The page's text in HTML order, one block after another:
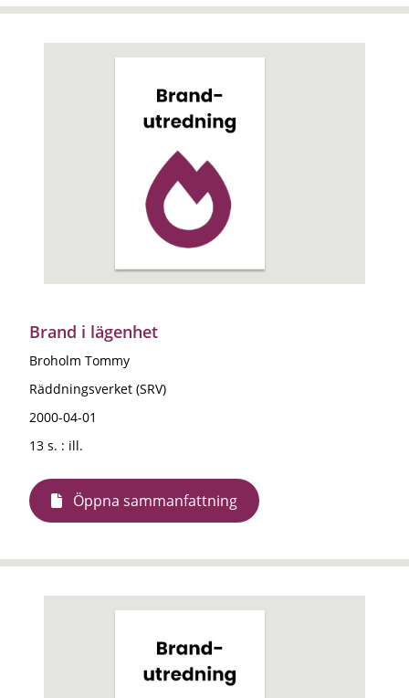
Brand i lägenhet
Broholm Tommy
Räddningsverket (SRV)
2000-04-01
13 s. : ill.
Öppna sammanfattning